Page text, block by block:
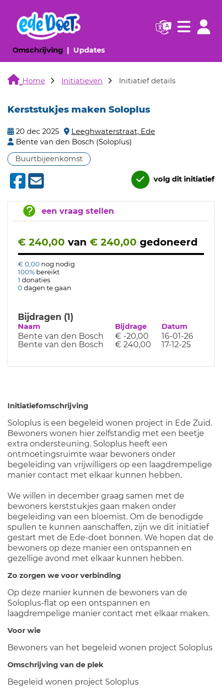
Omschrijving(huidige pagina)
Updates(huidige pagina)
Navigatie
Home Initiatieven Initiatief details
Kerststukjes maken Soloplus
20 dec 2025
Leeghwaterstraat, Ede
Bente van den Bosch (Soloplus)
Buurtbijeenkomst
volg dit initiatief
een vraag stellen
€ 240,00 van € 240,00 gedoneerd
€ 0,00 nog nodig
100% bereikt
1 donaties
0dagen te gaan
Bijdragen (1)
Naam Bijdrage Datum
Bente van den Bosch € -20,00
16-01-26
Bente van den Bosch
€ 240,00 17-12-25
Initiatiefomschrijving
Soloplus is een begeleid wonen project in Ede Zuid.
Bewoners wonen hier zelfstandig met een beetje
extra ondersteuning. Soloplus heeft een
ontmoetingsruimte waar bewoners onder
begeleiding van vrijwilligers op een laagdrempelige
manier contact met elkaar kunnen hebben.
We willen in december graag samen met de
bewoners kerststukjes gaan maken onder
begeleiding van een bloemist. Om de benodigde
spullen te kunnen aanschaffen, zijn we dit initiatief
gestart met de Ede-doet bonnen. We hopen dat de
bewoners op deze manier een ontspannen en
gezellige avond met elkaar kunnen hebben.
Zo zorgen we voor verbinding
Op deze manier kunnen de bewoners van de
Soloplus-flat op een ontspannen en
laagdrempelige manier contact met elkaar maken.
Voor wie
Bewoners van het begeleid wonen project Soloplus
Omschrijving van de plek
Begeleid wonen project Soloplus